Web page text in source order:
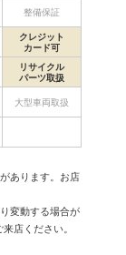
整備保証
クレジット
カード可
リサイクル
パーツ取扱
大型車両取扱
あります。お店
変動する場合が
店ください。